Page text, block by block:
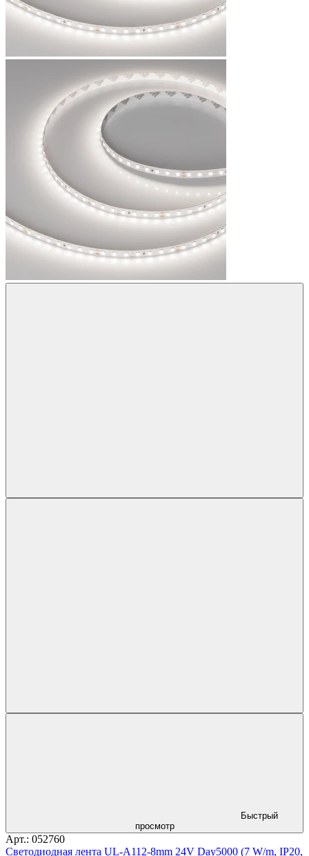
Быстрый
просмотр
Арт.: 052760
Светодиодная лента UL-A112-8mm 24V Day5000 (7 W/m, IP20,